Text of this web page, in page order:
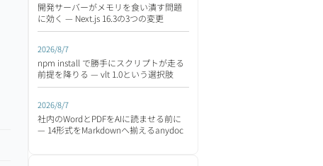
開発サーバーがメモリを食い潰す問題
に効く — Next.js 16.3の3つの変更
2026/8/7
npm install で勝手にスクリプトが走る
前提を降りる — vlt 1.0という選択肢
2026/8/7
社内のWordとPDFをAIに読ませる前に
— 14形式をMarkdownへ揃えるanydoc